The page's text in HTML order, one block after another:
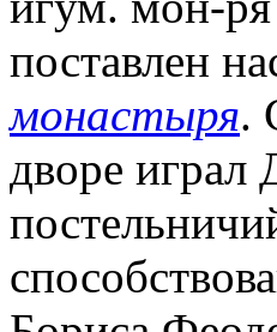
поставлен
монастыря.
дворе играл